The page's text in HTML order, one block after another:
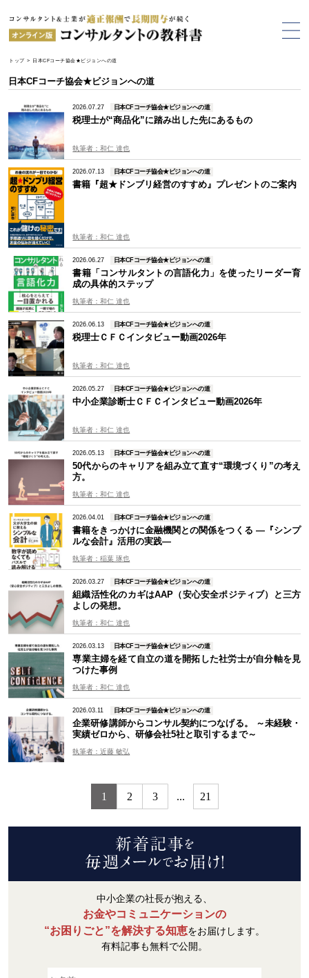
トップ > 日本CFコーチ協会★ビジョンへの道
日本CFコーチ協会★ビジョンへの道
2026.07.27 日本CFコーチ協会★ビジョンへの道
税理士が“商品化”に踏み出した先にあるもの
執筆者：和仁 達也
2026.07.13 日本CFコーチ協会★ビジョンへの道
書籍『超★ドンブリ経営のすすめ』プレゼントのご案内
執筆者：和仁 達也
2026.06.27 日本CFコーチ協会★ビジョンへの道
書籍「コンサルタントの言語化力」を使ったリーダー育
成の具体的ステップ
執筆者：和仁 達也
2026.06.13 日本CFコーチ協会★ビジョンへの道
税理士ＣＦＣインタビュー動画2026年
執筆者：和仁 達也
2026.05.27 日本CFコーチ協会★ビジョンへの道
中小企業診断士ＣＦＣインタビュー動画2026年
執筆者：和仁 達也
2026.05.13 日本CFコーチ協会★ビジョンへの道
50代からのキャリアを組み立て直す“環境づくり”の考え
方。
執筆者：和仁 達也
2026.04.01 日本CFコーチ協会★ビジョンへの道
書籍をきっかけに金融機関との関係をつくる —『シンプ
ルな会計』活用の実践—
執筆者：稲葉 琢也
2026.03.27 日本CFコーチ協会★ビジョンへの道
組織活性化のカギはAAP（安心安全ポジティブ）と三方
よしの発想。
執筆者：和仁 達也
2026.03.13 日本CFコーチ協会★ビジョンへの道
専業主婦を経て自立の道を開拓した社労士が自分軸を見
つけた事例
執筆者：和仁 達也
2026.03.11 日本CFコーチ協会★ビジョンへの道
企業研修講師からコンサル契約につなげる。 ～未経験・
実績ゼロから、研修会社5社と取引するまで～
執筆者：近藤 敏弘
1 2 3 ... 21
中小企業の社長が抱える、
お金やコミュニケーションの
“お困りごと”を解決する知恵をお届けします。
有料記事も無料で公開。